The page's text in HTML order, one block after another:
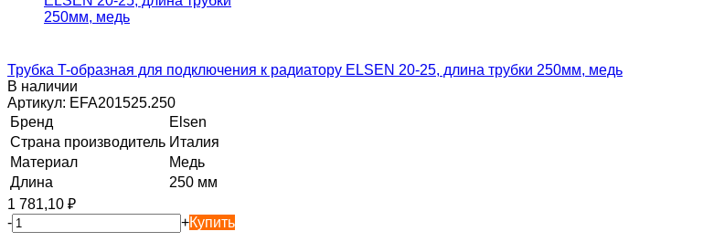
Трубка T-образная для подключения к радиатору ELSEN 20-25, длина трубки 250мм, медь
В наличии
Артикул: EFA201525.250
Бренд
Elsen
Страна производитель Италия
Материал
Медь
Длина
250 мм
1 781,10 ₽
-
+Купить